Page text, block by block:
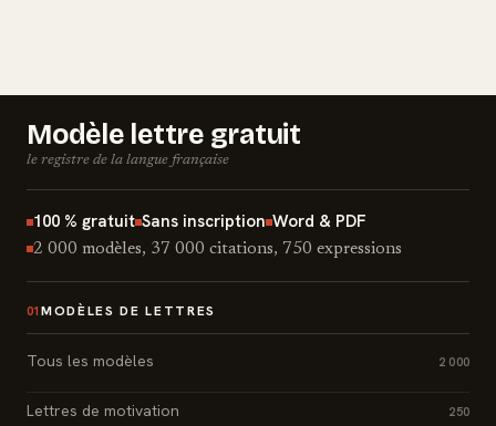
Modèle lettre gratuit
le registre de la langue française
100 % gratuit Sans inscription Word & PDF
2 000 modèles, 37 000 citations, 750 expressions
01 MODÈLES DE LETTRES
Tous les modèles 2 000
Lettres de motivation 250